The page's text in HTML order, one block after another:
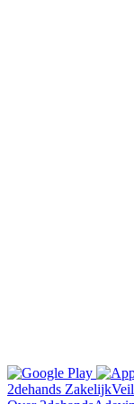
2dehands Zakelijk